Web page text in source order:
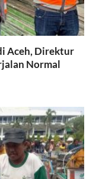
Aceh, Direktur
Normal